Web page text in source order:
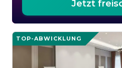
Jetzt
TOP-ABWICKLUNG